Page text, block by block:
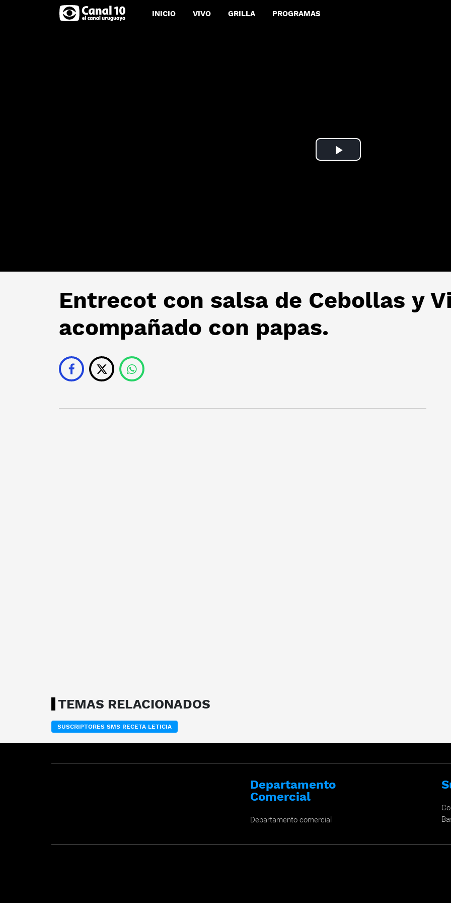
INICIO VIVO GRILLA PROGRAMAS
Play
Entrecot con salsa de Cebollas y
acompañado con papas.
TEMAS RELACIONADOS
SUSCRIPTORES SMS RECETA LETICIA
Departamento
Comercial
Departamento comercial